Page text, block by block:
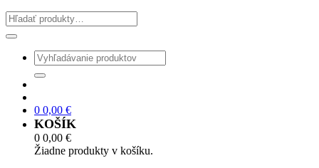
0 0,00 €
KOŠÍK
0 0,00 €
Žiadne produkty v košíku.